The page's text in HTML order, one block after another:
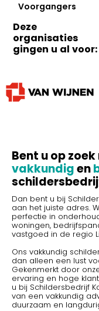
Voorgangers
Deze
organisaties
gingen u al voor:
Bent u op
vakkundigen
Dan bent u bij
aan het juiste adres.
perfectie in
woningen,
vastgoed in de regio
Ons vakkundig
dan alleen een lust
Gekenmerkt door
ervaring en hoge
u bij Schildersbedrijf
van een vakkundig
duurzaam en